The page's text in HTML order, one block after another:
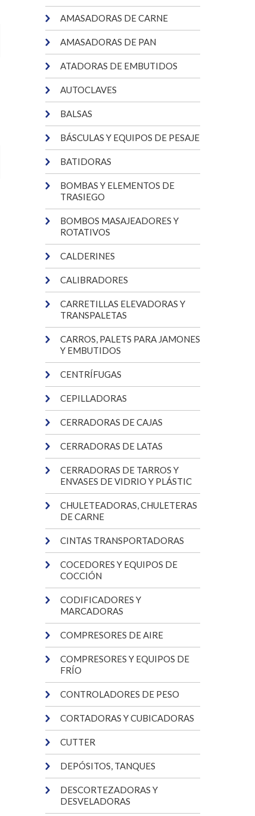
AMASADORAS DE CARNE
AMASADORAS DE PAN
ATADORAS DE EMBUTIDOS
AUTOCLAVES
BALSAS
BÁSCULAS Y EQUIPOS DE PESAJE
BATIDORAS
BOMBAS Y ELEMENTOS DE
TRASIEGO
BOMBOS MASAJEADORES Y
ROTATIVOS
CALDERINES
CALIBRADORES
CARRETILLAS ELEVADORAS Y
TRANSPALETAS
CARROS, PALETS PARA JAMONES
Y EMBUTIDOS
CENTRÍFUGAS
CEPILLADORAS
CERRADORAS DE CAJAS
CERRADORAS DE LATAS
CERRADORAS DE TARROS Y
ENVASES DE VIDRIO Y PLÁSTIC
CHULETEADORAS, CHULETERAS
DE CARNE
CINTAS TRANSPORTADORAS
COCEDORES Y EQUIPOS DE
COCCIÓN
CODIFICADORES Y
MARCADORAS
COMPRESORES DE AIRE
COMPRESORES Y EQUIPOS DE
FRÍO
CONTROLADORES DE PESO
CORTADORAS Y CUBICADORAS
CUTTER
DEPÓSITOS, TANQUES
DESCORTEZADORAS Y
DESVELADORAS